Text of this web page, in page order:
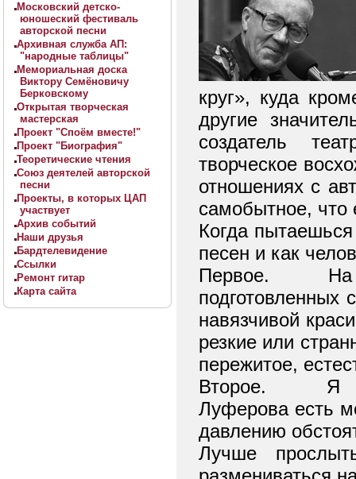
Московский детско-
юношеский фестиваль
авторской песни
Архивная служба АП:
"народные таблицы"
Мемориальная доска
Виктору Семёновичу
Берковскому
Открытая творческая
мастерская
Проект "Споём вместе!"
Проект "Биография"
Теоретические чтения
Союз деятелей авторской
песни
Проекты, в которых ЦАП
участвует
Архив событий
Наши друзья
Бардтелевидение
Ссылки
Ремонт гитар
Карта сайта
круг», куда
другие
создатель
творческое
отношениях с
самобытное, что
Когда
песен и как
Первое.
подготовленных
навязчивой
резкие или
пережитое,
Второе.
Я
Луферова есть
давлению
Лучше